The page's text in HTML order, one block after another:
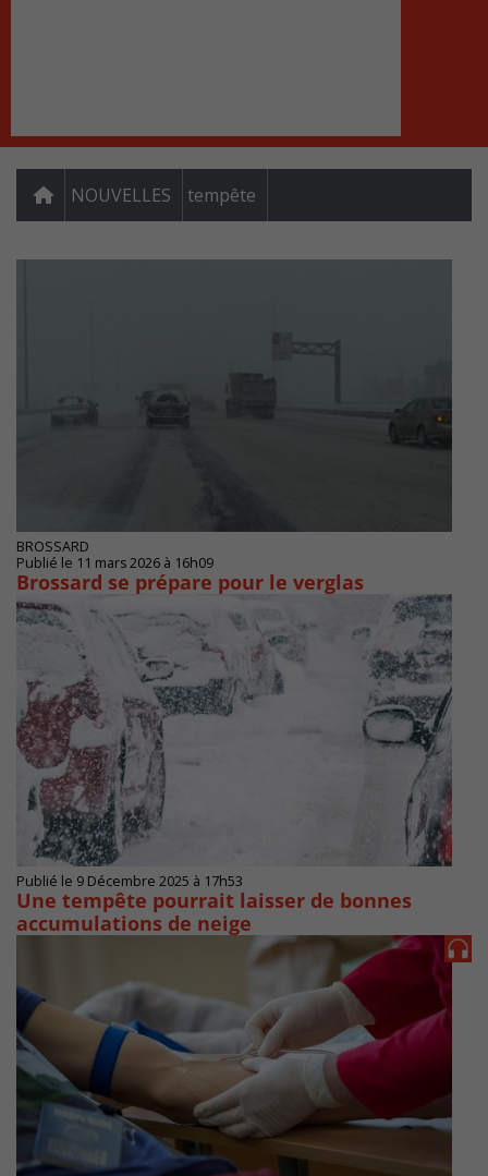
NOUVELLES tempête
BROSSARD
Publié le 11 mars 2026 à 16h09
Brossard se prépare pour le verglas
Publié le 9 Décembre 2025 à 17h53
Une tempête pourrait laisser de bonnes
accumulations de neige